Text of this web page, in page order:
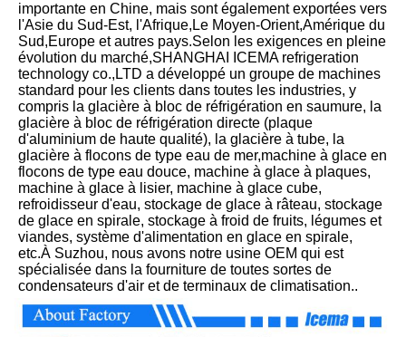
importante en Chine, mais sont également exportées vers
l'Asie du Sud-Est, l'Afrique,Le Moyen-Orient,Amérique du
Sud,Europe et autres pays.Selon les exigences en pleine
évolution du marché,SHANGHAI ICEMA refrigeration
technology co.,LTD a développé un groupe de machines
standard pour les clients dans toutes les industries, y
compris la glacière à bloc de réfrigération en saumure, la
glacière à bloc de réfrigération directe (plaque
d'aluminium de haute qualité), la glacière à tube, la
glacière à flocons de type eau de mer,machine à glace en
flocons de type eau douce, machine à glace à plaques,
machine à glace à lisier, machine à glace cube,
refroidisseur d'eau, stockage de glace à râteau, stockage
de glace en spirale, stockage à froid de fruits, légumes et
viandes, système d'alimentation en glace en spirale,
etc.À Suzhou, nous avons notre usine OEM qui est
spécialisée dans la fourniture de toutes sortes de
condensateurs d'air et de terminaux de climatisation..